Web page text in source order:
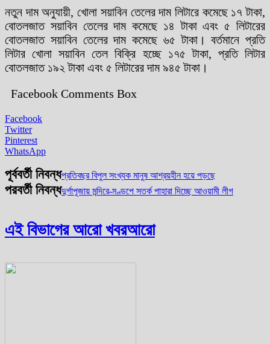
নতুন দাম অনুযায়ী, খোলা সয়াবিন তেলের দাম লিটারে কমেছে ১৭ টাকা,
বোতলজাত সয়াবিন তেলের দাম কমেছে ১৪ টাকা এবং ৫ লিটারের
বোতলজাত সয়াবিন তেলের দাম কমেছে ৬৫ টাকা। বর্তমানে প্রতি
লিটার খোলা সয়াবিন তেল বিক্রি হচ্ছে ১৭৫ টাকা, প্রতি লিটার
বোতলজাত ১৯২ টাকা এবং ৫ লিটারের দাম ৯৪৫ টাকা।
Facebook Comments Box
Facebook
Twitter
Pinterest
WhatsApp
পূর্ববর্তী নিবন্ধপ্রতিবছর বিপুল সংখ্যক মানুষ আশ্রয়হীন হয়ে পড়ছে
পরবর্তী নিবন্ধদুর্গাপূজায় মন্দিরে-মণ্ডপে সতর্ক পাহারা দিচ্ছে আওয়ামী লীগ
এই বিভাগের আরো খবরআরো